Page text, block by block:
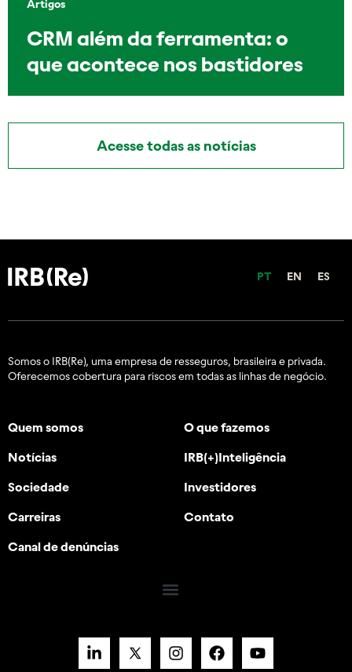
Artigos
CRM além da ferramenta: o
que acontece nos bastidores
Acesse todas as notícias
PT EN ES
Somos o IRB(Re), uma empresa de resseguros, brasileira e privada.
Oferecemos cobertura para riscos em todas as linhas de negócio.
Quem somos O que fazemos
Notícias IRB(+)Inteligência
Sociedade Investidores
Carreiras Contato
Canal de denúncias